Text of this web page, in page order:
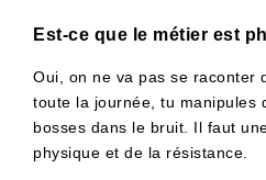
Est-ce que le métier est
Oui, on ne va pas se raconter
toute la journée, tu manipules
bosses dans le bruit. Il faut
physique et de la résistance.